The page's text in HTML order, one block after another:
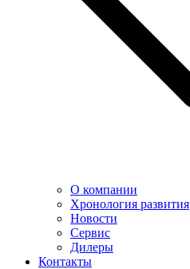
О компании
Хронология развития
Новости
Сервис
Дилеры
Контакты